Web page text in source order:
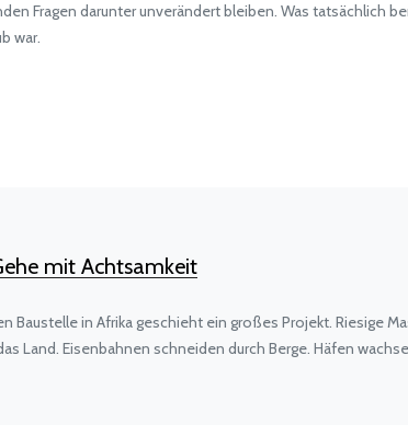
Fragen darunter unverändert bleiben. Was tatsächlich
war.
mit Achtsamkeit
Baustelle in Afrika geschieht ein großes Projekt. Riesige
Land. Eisenbahnen schneiden durch Berge. Häfen